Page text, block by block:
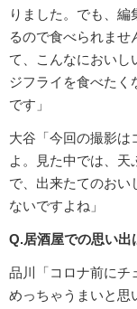
りました。でも、
るので食べられま
て、こんなにおいし
ジフライを食べたく
です」
大谷「今回の撮影は
よ。見た中では、
で、出来たてのおい
ないですよね」
Q.居酒屋での思い出
品川「コロナ前にチ
めっちゃうまいと思